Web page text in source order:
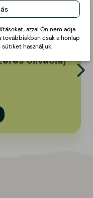
olívaolaj
azzal Ön nem adja
továbbiakban csak a honlap
használjuk.